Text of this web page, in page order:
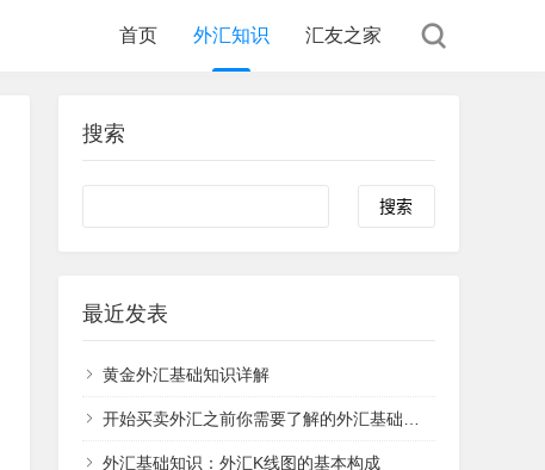
首页 外汇知识 汇友之家
搜索
最近发表
黄金外汇基础知识详解
开始买卖外汇之前你需要了解的外汇基础知识
外汇基础知识：外汇K线图的基本构成